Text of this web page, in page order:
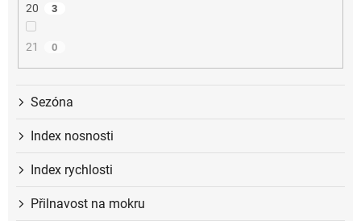
20 3
21 0
Sezóna
Index nosnosti
Index rychlosti
Přilnavost na mokru